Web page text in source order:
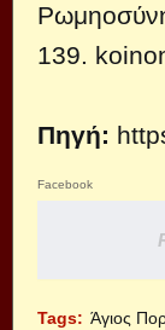
139.
Πηγή:
Facebook
Tags: Άγιος